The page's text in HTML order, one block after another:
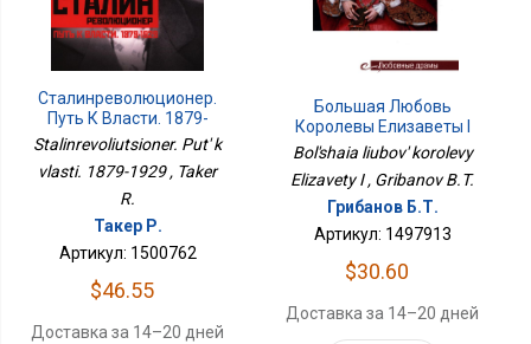
Сталин­революционер.
Путь К Власти. 1879-
1929
Stalin­revoliutsioner. Put' k
vlasti. 1879-1929 , Taker
R.
Такер Р.
Артикул: 1500762
$46.55
Доставка за 14–20 дней
Большая Любовь
Королевы Елизаветы I
Bol'shaia liubov' korolevy
Elizavety I , Gribanov B.T.
Грибанов Б.Т.
Артикул: 1497913
$30.60
Доставка за 14–20 дней